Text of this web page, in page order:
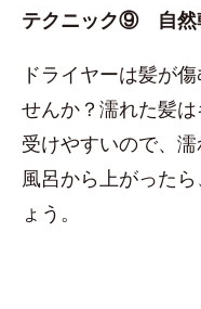
テクニック⑨ 自然
ドライヤーは髪が
せんか？濡れた髪
受けやすいので、
風呂から上がった
ょう。